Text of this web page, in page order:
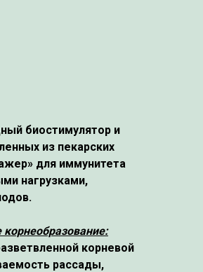
биостимулятор и
из пекарских
для иммунитета
нагрузками,
корневой
рассады,